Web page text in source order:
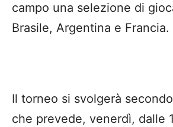
campo una selezione di
Brasile, Argentina e Francia.
Il torneo si svolgerà
che prevede, venerdì, dalle